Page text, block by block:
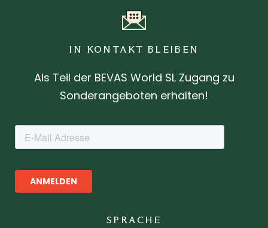
IN KONTAKT BLEIBEN
Als Teil der BEVAS World SL Zugang zu
Sonderangeboten erhalten!
SPRACHE